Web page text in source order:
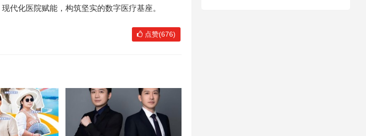
代化医院赋能，构筑坚实的数字医疗基座。
点赞(676)